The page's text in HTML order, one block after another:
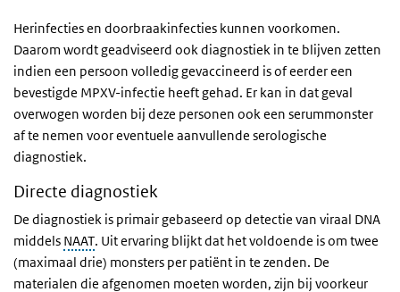
Herinfecties en doorbraakinfecties kunnen voorkomen.
Daarom wordt geadviseerd ook diagnostiek in te blijven zetten
indien een persoon volledig gevaccineerd is of eerder een
bevestigde MPXV-infectie heeft gehad. Er kan in dat geval
overwogen worden bij deze personen ook een serummonster
af te nemen voor eventuele aanvullende serologische
diagnostiek.
Directe diagnostiek
De diagnostiek is primair gebaseerd op detectie van viraal DNA
middels NAAT. Uit ervaring blijkt dat het voldoende is om twee
(maximaal drie) monsters per patiënt in te zenden. De
materialen die afgenomen moeten worden, zijn bij voorkeur